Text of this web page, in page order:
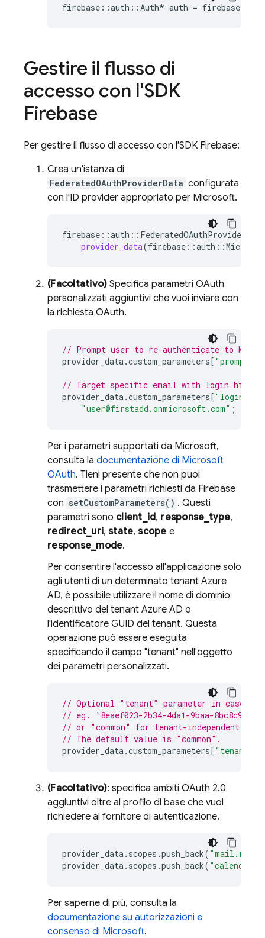
firebase ::auth ::Auth* auth = firebase
Gestire il flusso di
accesso con l'SDK
Firebase
Per gestire il flusso di accesso con l'SDK Firebase:
Crea un'istanza di
FederatedOAuthProviderData configurata
con l'ID provider appropriato per Microsoft.
firebase ::auth :: FederatedOAuthProviderData
provider_data(firebase ::auth ::
(Facoltativo) Specifica parametri OAuth
personalizzati aggiuntivi che vuoi inviare con
la richiesta OAuth.
// Prompt user to re-authenticate to
provider_data.custom_parameters[ "prompt"
// Target specific email with login hint.
provider_data.custom_parameters[
"user@firstadd.onmicrosoft.com" ;
Per i parametri supportati da Microsoft,
consulta la documentazione di Microsoft
OAuth. Tieni presente che non puoi
trasmettere i parametri richiesti da Firebase
con setCustomParameters() . Questi
parametri sono client_id, response_type,
redirect_uri, state,scope e
response_mode.
Per consentire l'accesso all'applicazione solo
agli utenti di un determinato tenant Azure
AD, è possibile utilizzare il nome di dominio
descrittivo del tenant Azure AD o
l'identificatore GUID del tenant. Questa
operazione può essere eseguita
specificando il campo "tenant" nell'oggetto
dei parametri personalizzati.
// Optional "tenant" parameter in case
// eg. '8eaef023-2b34-4da1-9baa-
// or "common" for tenant-independent
// The default value is "common".
provider_data.custom_parameters[ "tenant"
(Facoltativo): specifica ambiti OAuth 2.0
aggiuntivi oltre al profilo di base che vuoi
richiedere al fornitore di autenticazione.
provider_data. scopes .push_back( "mail.read"
provider_data. scopes .push_back(
Per saperne di più, consulta la
documentazione su autorizzazioni e
consenso di Microsoft.